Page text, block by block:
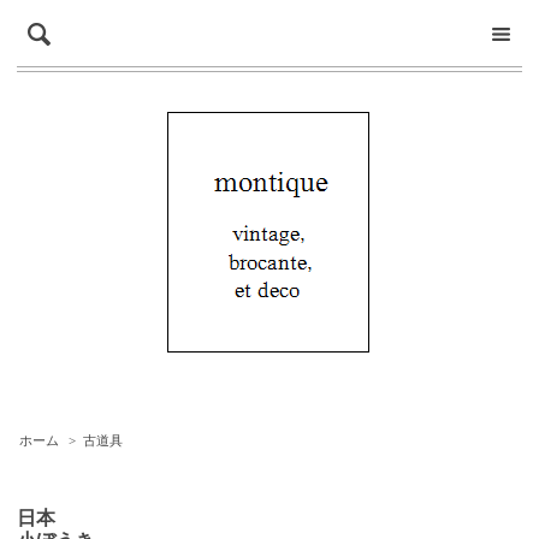
ホーム > 古道具
日本